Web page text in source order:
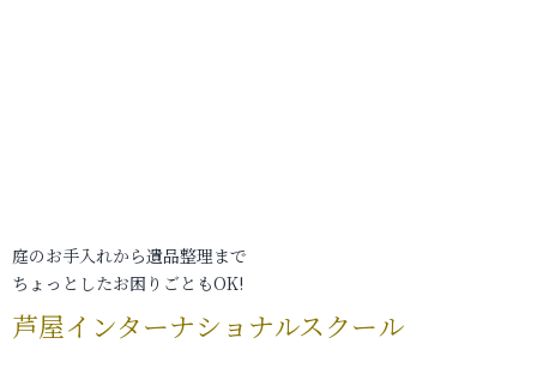
庭のお手入れから遺品整理まで
ちょっとしたお困りごともOK!
芦屋インターナショナルスクール